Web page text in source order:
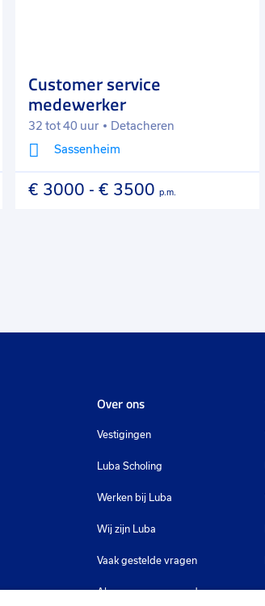
Customer service
medewerker
32 tot 40 uur
Detacheren
Sassenheim
€ 3000 - € 3500 p.m.
Over ons
Vestigingen
Luba Scholing
Werken bij Luba
Wij zijn Luba
Vaak gestelde vragen
Algemene voorwaarden